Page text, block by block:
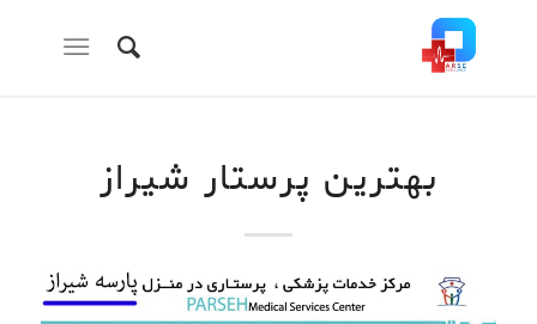
بهترین پرستار شیراز